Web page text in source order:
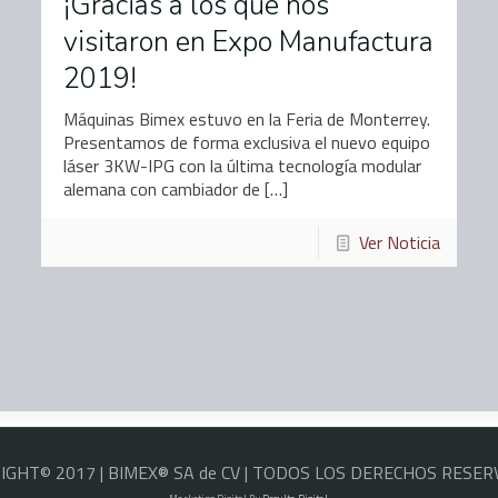
visitaron en Expo Manufactura
2019!
Máquinas Bimex estuvo en la Feria de Monterrey.
Presentamos de forma exclusiva el nuevo equipo
láser 3KW-IPG con la última tecnología modular
alemana con cambiador de […]
Ver Noticia
2017 | BIMEX® SA de CV | TODOS LOS DERECHOS